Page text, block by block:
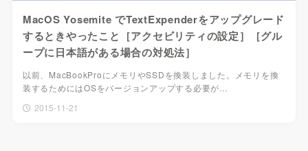
MacOS Yosemite でTextExpenderをアップグレード
するときやったこと［アクセビリティの設定］［グル
ープに日本語がある場合の対処法］
以前、MacBookProにメモリやSSDを換装しました。メモリを換
装するためにはOSをバージョンアップする必要が…
2015-11-21